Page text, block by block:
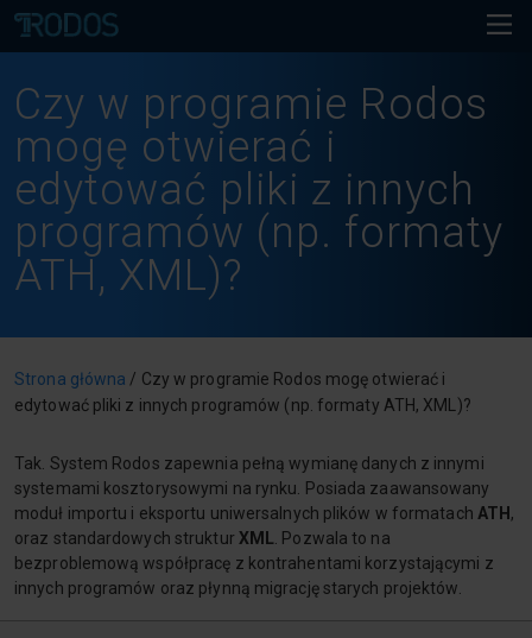
Czy w programie Rodos
mogę otwierać i
edytować pliki z innych
programów (np. formaty
ATH, XML)?
Strona główna / Czy w programie Rodos mogę otwierać i
edytować pliki z innych programów (np. formaty ATH, XML)?
Tak. System Rodos zapewnia pełną wymianę danych z innymi
systemami kosztorysowymi na rynku. Posiada zaawansowany
moduł importu i eksportu uniwersalnych plików w formatach ATH ,
oraz standardowych struktur XML . Pozwala to na
bezproblemową współpracę z kontrahentami korzystającymi z
innych programów oraz płynną migrację starych projektów.